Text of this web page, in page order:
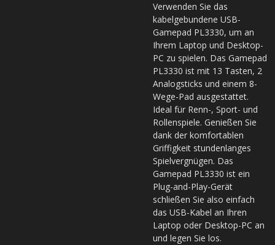
Verwenden Sie das
kabelgebundene USB-
Gamepad PL3330, um an
Ihrem Laptop und Desktop-
PC zu spielen. Das Gamepad
PL3330 ist mit 13 Tasten, 2
Analogsticks und einem 8-
Wege-Pad ausgestattet.
Ideal für Renn-, Sport- und
Rollenspiele. Genießen Sie
dank der komfortablen
Griffigkeit stundenlanges
Spielvergnügen. Das
Gamepad PL3330 ist ein
Plug-and-Play-Gerät 
schließen Sie also einfach
das USB-Kabel an Ihren
Laptop oder Desktop-PC an
und legen Sie los.